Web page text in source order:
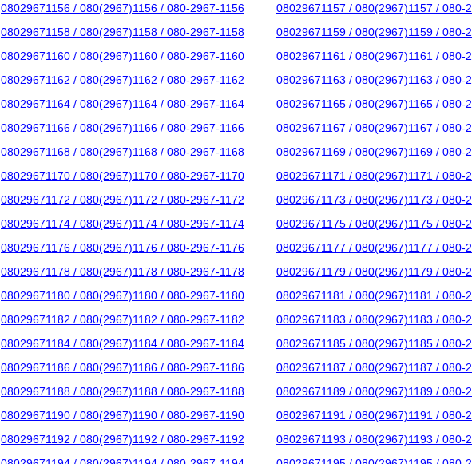
08029671156 / 080(2967)1156 / 080-2967-1156
08029671157 / 080(2967)1157 / 080-
08029671158 / 080(2967)1158 / 080-2967-1158
08029671159 / 080(2967)1159 / 080-
08029671160 / 080(2967)1160 / 080-2967-1160
08029671161 / 080(2967)1161 / 080-
08029671162 / 080(2967)1162 / 080-2967-1162
08029671163 / 080(2967)1163 / 080-
08029671164 / 080(2967)1164 / 080-2967-1164
08029671165 / 080(2967)1165 / 080-
08029671166 / 080(2967)1166 / 080-2967-1166
08029671167 / 080(2967)1167 / 080-
08029671168 / 080(2967)1168 / 080-2967-1168
08029671169 / 080(2967)1169 / 080-
08029671170 / 080(2967)1170 / 080-2967-1170
08029671171 / 080(2967)1171 / 080-
08029671172 / 080(2967)1172 / 080-2967-1172
08029671173 / 080(2967)1173 / 080-
08029671174 / 080(2967)1174 / 080-2967-1174
08029671175 / 080(2967)1175 / 080-
08029671176 / 080(2967)1176 / 080-2967-1176
08029671177 / 080(2967)1177 / 080-
08029671178 / 080(2967)1178 / 080-2967-1178
08029671179 / 080(2967)1179 / 080-
08029671180 / 080(2967)1180 / 080-2967-1180
08029671181 / 080(2967)1181 / 080-
08029671182 / 080(2967)1182 / 080-2967-1182
08029671183 / 080(2967)1183 / 080-
08029671184 / 080(2967)1184 / 080-2967-1184
08029671185 / 080(2967)1185 / 080-
08029671186 / 080(2967)1186 / 080-2967-1186
08029671187 / 080(2967)1187 / 080-
08029671188 / 080(2967)1188 / 080-2967-1188
08029671189 / 080(2967)1189 / 080-
08029671190 / 080(2967)1190 / 080-2967-1190
08029671191 / 080(2967)1191 / 080-
08029671192 / 080(2967)1192 / 080-2967-1192
08029671193 / 080(2967)1193 / 080-